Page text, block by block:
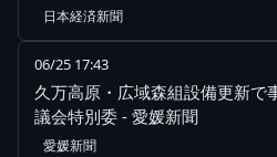
日本経済新聞
06/25 17:43
久万高原・広域森組設備更新で
議会特別委 - 愛媛新聞
愛媛新聞